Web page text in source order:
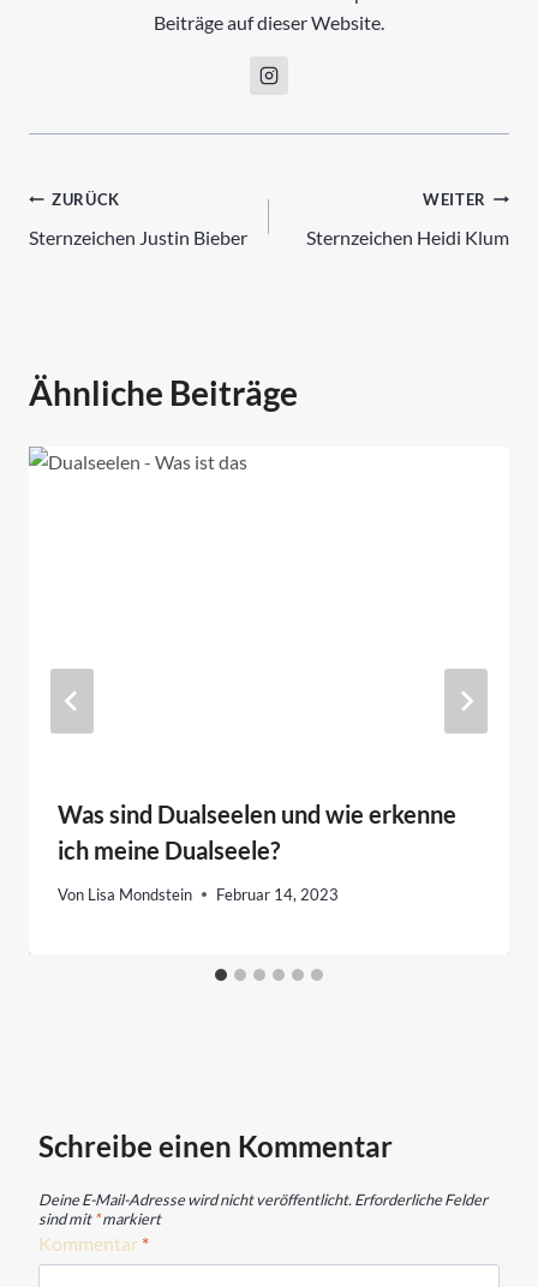
Beiträge auf dieser Website.
Beitrags-
Navigation
ZURÜCK
Sternzeichen Justin Bieber
WEITER
Sternzeichen Heidi Klum
Ähnliche Beiträge
Was sind Dualseelen und wie erkenne
ich meine Dualseele?
Von Lisa Mondstein Februar 14, 2023
Schreibe einen Kommentar
Deine E-Mail-Adresse wird nicht veröffentlicht. Erforderliche Felder
sind mit*markiert
Kommentar *